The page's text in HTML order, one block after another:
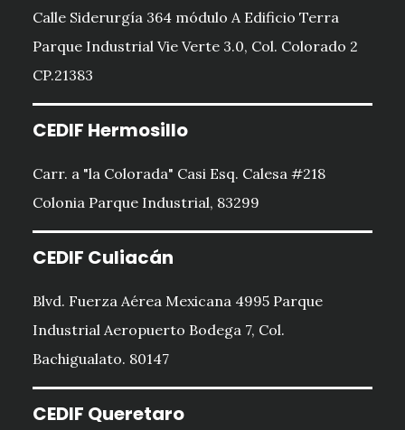
Calle Siderurgía 364 módulo A Edificio Terra
Parque Industrial Vie Verte 3.0, Col. Colorado 2
CP.21383
CEDIF Hermosillo
Carr. a "la Colorada" Casi Esq. Calesa #218
Colonia Parque Industrial, 83299
CEDIF Culiacán
Blvd. Fuerza Aérea Mexicana 4995 Parque
Industrial Aeropuerto Bodega 7, Col.
Bachigualato. 80147
CEDIF Queretaro